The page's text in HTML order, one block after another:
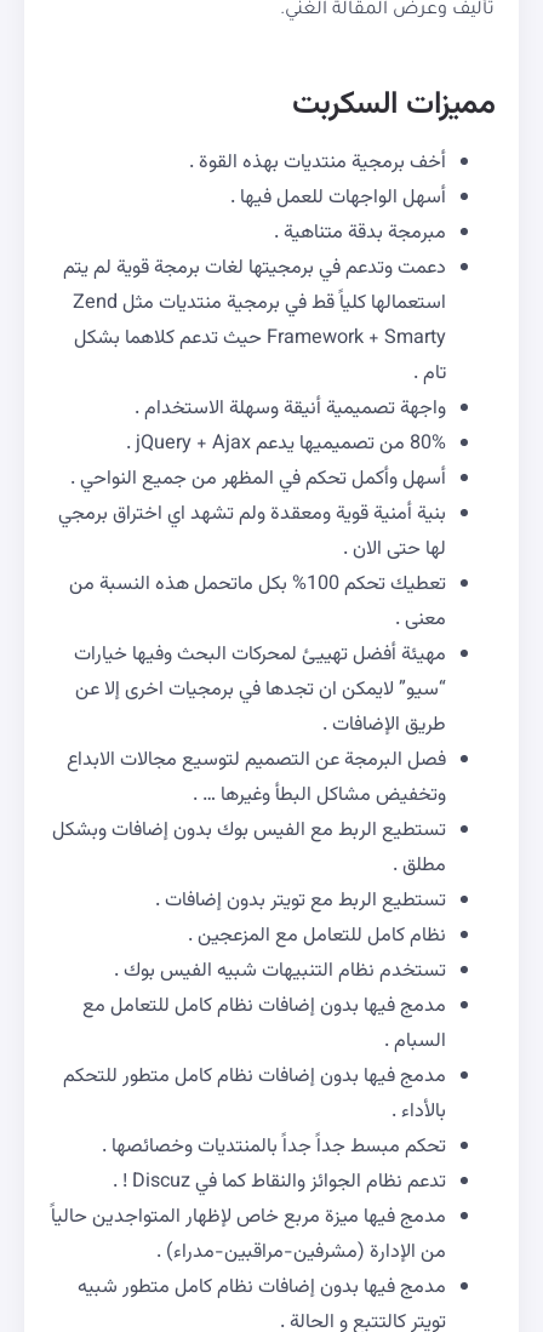
تأليف وعرض المقالة الغني.
مميزات السكربت
أخف برمجية منتديات بهذه القوة .
أسهل الواجهات للعمل فيها .
مبرمجة بدقة متناهية .
دعمت وتدعم في برمجيتها لغات برمجة قوية لم يتم
استعمالها كلياً قط في برمجية منتديات مثل Zend
Framework + Smarty حيث تدعم كلاهما بشكل
تام .
واجهة تصميمية أنيقة وسهلة الاستخدام .
80% من تصميميها يدعم jQuery + Ajax .
أسهل وأكمل تحكم في المظهر من جميع النواحي .
بنية أمنية قوية ومعقدة ولم تشهد اي اختراق برمجي
لها حتى الان .
تعطيك تحكم 100% بكل ماتحمل هذه النسبة من
معنى .
مهيئة أفضل تهييئ لمحركات البحث وفيها خيارات
“سيو” لايمكن ان تجدها في برمجيات اخرى إلا عن
طريق الإضافات .
فصل البرمجة عن التصميم لتوسيع مجالات الابداع
وتخفيض مشاكل البطأ وغيرها … .
تستطيع الربط مع الفيس بوك بدون إضافات وبشكل
مطلق .
تستطيع الربط مع تويتر بدون إضافات .
نظام كامل للتعامل مع المزعجين .
تستخدم نظام التنبيهات شبيه الفيس بوك .
مدمج فيها بدون إضافات نظام كامل للتعامل مع
السبام .
مدمج فيها بدون إضافات نظام كامل متطور للتحكم
بالأداء .
تحكم مبسط جداً جداً بالمنتديات وخصائصها .
تدعم نظام الجوائز والنقاط كما في Discuz ! .
مدمج فيها ميزة مربع خاص لإظهار المتواجدين حالياً
من الإدارة (مشرفين-مراقبين-مدراء) .
مدمج فيها بدون إضافات نظام كامل متطور شبيه
تويتر كالتتبع و الحالة .